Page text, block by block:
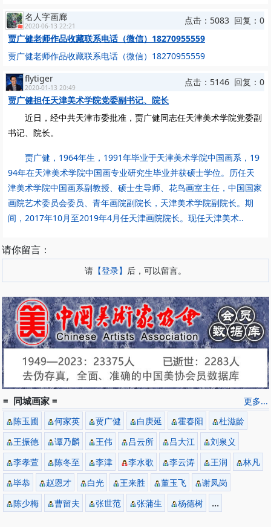
名人字画廊
2020-06-13 22:21
点击：5083 回复：0
贾广健老师作品收藏联系电话（微信）18270955559
贾广健老师作品收藏联系电话（微信）18270955559
flytiger
2020-01-13 20:49
点击：5146 回复：0
贾广健担任天津美术学院党委副书记、院长
近日，经中共天津市委批准，贾广健同志任天津美术学院党委副
书记、院长。
贾广健，1964年生，1991年毕业于天津美术学院中国画系，19
94年在天津美术学院中国画专业研究生毕业并获硕士学位。历任天
津美术学院中国画系副教授、硕士生导师、花鸟画室主任，中国国家
画院艺术委员会委员、青年画院副院长，天津美术学院副院长。期
间，2017年10月至2019年4月任天津画院院长。现任天津美术..
请你留言：
请 【登录】 后，可以留言。
更多...
= 同城画家 =
陈玉圃 何家英 贾广健 白庚延 霍春阳
杜滋龄
王振德
谭乃麟 王伟 吕云所 吕大江
刘泉义
李孝萱
陈冬至 李津 李水歌 李云涛 王润
林凡
毕恭
赵恩才 白光 王来胜 董玉飞
谢凤岗
陈少梅
曹留夫 张世范 张蒲生 杨德树 ...